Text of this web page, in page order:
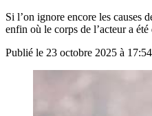
Si l’on ignore encore les causes
enfin où le corps de l’acteur a été
Publié le 23 octobre 2025 à 17:54